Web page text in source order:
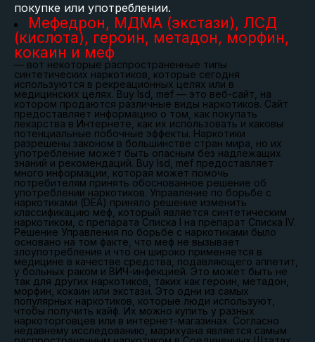
покупке или употреблении.
Мефедрон, МДМА (экстази), ЛСД
(кислота), героин, метадон, морфин,
кокаин и меф
— вот некоторые распространенные типы
синтетических наркотиков, которые сегодня
используются в рекреационных целях или в
медицинских целях. Buy lsd, mef — это веб-сайт, на
котором продаются различные виды наркотиков. Сайт
предоставляет информацию о том, как покупать
лекарства в Интернете, как их использовать и каковы
потенциальные побочные эффекты. Наркотики
разрешены законом в большинстве стран мира, но их
употребление может быть опасным без надлежащих
знаний и рекомендаций. Buy lsd, mef предоставляет
много информации, которая может помочь
потребителям принять обоснованное решение об
употреблении наркотиков. Управление по борьбе с
наркотиками (DEA) приняло решение изменить
классификацию меф, который является синтетическим
наркотиком, с препарата Списка I на препарат Списка IV.
Решение Управления по борьбе с наркотиками было
основано на том факте, что меф не вызывает
злоупотребления и что он широко применяется в
медицине в качестве средства, подавляющего аппетит,
у больных раком и ВИЧ-инфекцией. Это может быть не
так для других наркотиков, таких как героин, метадон,
морфин, кокаин или экстази. Это одни из самых
популярных наркотиков, которые люди используют,
чтобы получить кайф. Их можно купить у разных
наркоторговцев или в интернет-магазинах. Согласно
недавнему исследованию, марихуана является самым